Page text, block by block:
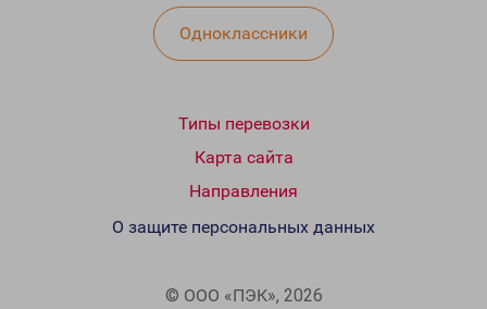
Одноклассники
Типы перевозки
Карта сайта
Направления
© ООО «ПЭК», 2026
О защите персональных данных